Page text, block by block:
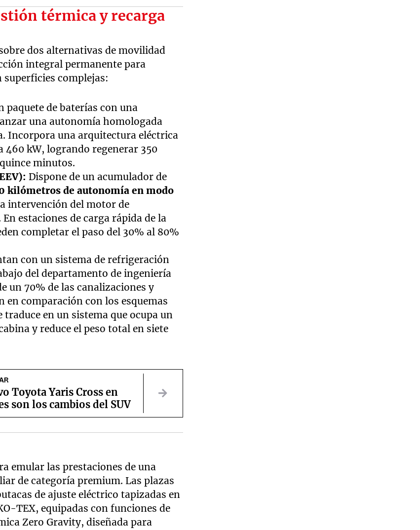
térmica y recarga
dos alternativas de movilidad
integral permanente para
superficies complejas:
paquete de baterías con una
una autonomía homologada
Incorpora una arquitectura eléctrica
460 kW, logrando regenerar 350
minutos.
Dispone de un acumulador de
kilómetros de autonomía en modo
intervención del motor de
estaciones de carga rápida de la
completar el paso del 30% al 80%
con un sistema de refrigeración
del departamento de ingeniería
un 70% de las canalizaciones y
comparación con los esquemas
en un sistema que ocupa un
y reduce el peso total en siete
Toyota Yaris Cross en
son los cambios del SUV
emular las prestaciones de una
de categoría premium. Las plazas
de ajuste eléctrico tapizadas en
TEX, equipadas con funciones de
Zero Gravity, diseñada para